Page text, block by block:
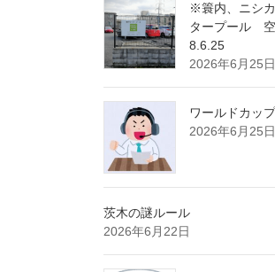
※簑内、ニシ
タープール
8.6.25
2026年6月25日
ワールドカップ
2026年6月25日
茨木の謎ルール
2026年6月22日